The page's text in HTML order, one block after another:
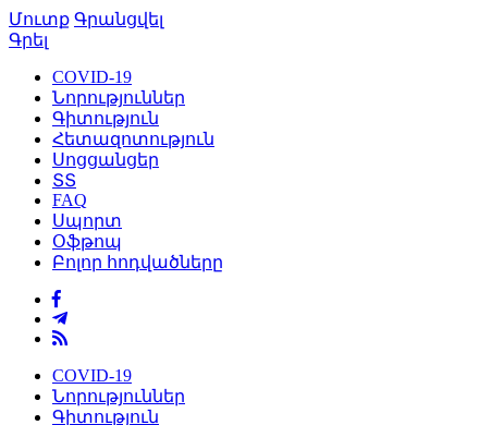
Մուտք Գրանցվել
Գրել
COVID-19
Նորություններ
Գիտություն
Հետազոտություն
Սոցցանցեր
ՏՏ
FAQ
Սպորտ
Օֆթոպ
Բոլոր հոդվածները
COVID-19
Նորություններ
Գիտություն